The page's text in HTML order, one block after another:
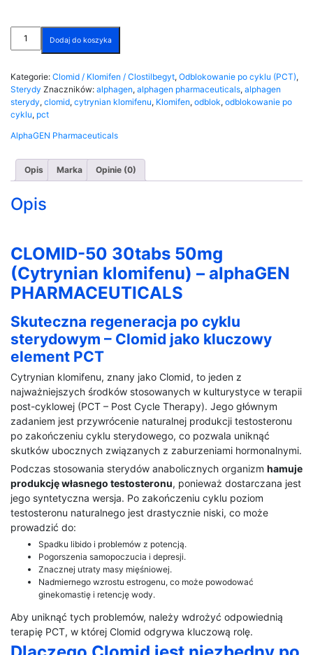
CLOMID-
50mg
(Cytrynian
klomifenu)
alphaGEN
Dodaj do koszyka
Kategorie: Clomid / Klomifen / Clostilbegyt, Odblokowanie po cyklu (PCT),
Sterydy Znaczników: alphagen, alphagen pharmaceuticals, alphagen
sterydy, clomid, cytrynian klomifenu, Klomifen, odblok, odblokowanie po
cyklu, pct
AlphaGEN Pharmaceuticals
Opis Marka Opinie (0)
Opis
CLOMID-50 30tabs 50mg
(Cytrynian klomifenu) – alphaGEN
PHARMACEUTICALS
Skuteczna regeneracja po cyklu
sterydowym – Clomid jako kluczowy
element PCT
Cytrynian klomifenu, znany jako Clomid, to jeden z
najważniejszych środków stosowanych w kulturystyce w terapii
post-cyklowej (PCT – Post Cycle Therapy). Jego głównym
zadaniem jest przywrócenie naturalnej produkcji testosteronu
po zakończeniu cyklu sterydowego, co pozwala uniknąć
skutków ubocznych związanych z zaburzeniami hormonalnymi.
Podczas stosowania sterydów anabolicznych organizm hamuje
produkcję własnego testosteronu, ponieważ dostarczana jest
jego syntetyczna wersja. Po zakończeniu cyklu poziom
testosteronu naturalnego jest drastycznie niski, co może
prowadzić do:
Spadku libido i problemów z potencją.
Pogorszenia samopoczucia i depresji.
Znacznej utraty masy mięśniowej.
Nadmiernego wzrostu estrogenu, co może powodować
ginekomastię i retencję wody.
Aby uniknąć tych problemów, należy wdrożyć odpowiednią
terapię PCT, w której Clomid odgrywa kluczową rolę.